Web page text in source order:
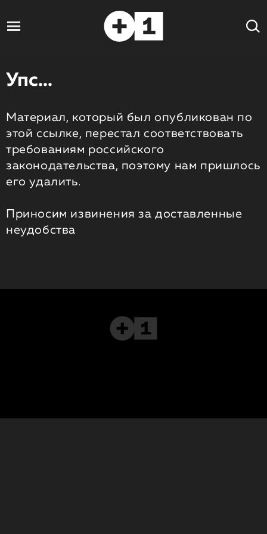
Упс...
Материал, который был опубликован по
этой ссылке, перестал соответствовать
требованиям российского
законодательства, поэтому нам пришлось
его удалить.
Приносим извинения за доставленные
неудобства